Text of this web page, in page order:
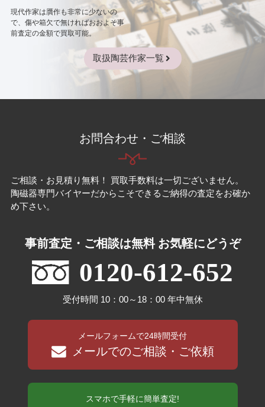
現代作家は贋作も非常に少ないの
で、傷や箱欠で無ければおおよそ事
前査定の金額で買取可能。
取扱陶芸作家一覧
お問合わせ・ご相談
ご相談・お見積り無料！ 買取手数料は一切ございません。
陶磁器専門バイヤーだからこそできるご納得の査定をお確か
め下さい。
事前査定・ご相談は無料 お気軽にどうぞ
0120-612-652
受付時間 10：00～18：00 年中無休
メールフォームで24時間受付
メールでのご相談・ご依頼
スマホで手軽に簡単査定!